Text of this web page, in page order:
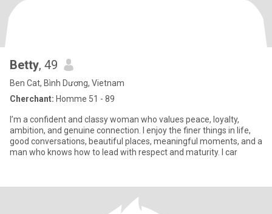
Betty, 49
Ben Cat, Bình Dương, Vietnam
Cherchant: Homme 51 - 89
I’m a confident and classy woman who values peace, loyalty,
ambition, and genuine connection. I enjoy the finer things in life,
good conversations, beautiful places, meaningful moments, and a
man who knows how to lead with respect and maturity. I car